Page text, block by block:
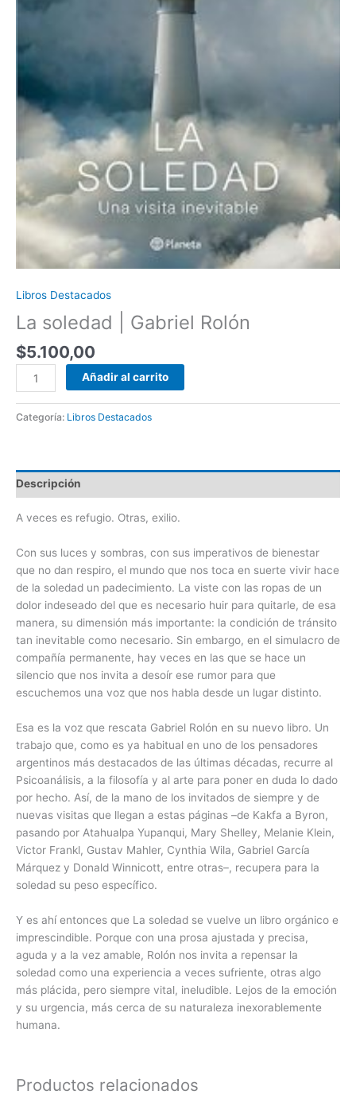
Libros Destacados
La soledad | Gabriel Rolón
$5.100,00
Añadir al carrito
Categoría: Libros Destacados
Descripción
A veces es refugio. Otras, exilio.
Con sus luces y sombras, con sus imperativos de bienestar
que no dan respiro, el mundo que nos toca en suerte vivir hace
de la soledad un padecimiento. La viste con las ropas de un
dolor indeseado del que es necesario huir para quitarle, de esa
manera, su dimensión más importante: la condición de tránsito
tan inevitable como necesario. Sin embargo, en el simulacro de
compañía permanente, hay veces en las que se hace un
silencio que nos invita a desoír ese rumor para que
escuchemos una voz que nos habla desde un lugar distinto.
Esa es la voz que rescata Gabriel Rolón en su nuevo libro. Un
trabajo que, como es ya habitual en uno de los pensadores
argentinos más destacados de las últimas décadas, recurre al
Psicoanálisis, a la filosofía y al arte para poner en duda lo dado
por hecho. Así, de la mano de los invitados de siempre y de
nuevas visitas que llegan a estas páginas –de Kakfa a Byron,
pasando por Atahualpa Yupanqui, Mary Shelley, Melanie Klein,
Victor Frankl, Gustav Mahler, Cynthia Wila, Gabriel García
Márquez y Donald Winnicott, entre otras–, recupera para la
soledad su peso específico.
Y es ahí entonces que La soledad se vuelve un libro orgánico e
imprescindible. Porque con una prosa ajustada y precisa,
aguda y a la vez amable, Rolón nos invita a repensar la
soledad como una experiencia a veces sufriente, otras algo
más plácida, pero siempre vital, ineludible. Lejos de la emoción
y su urgencia, más cerca de su naturaleza inexorablemente
humana.
Productos relacionados